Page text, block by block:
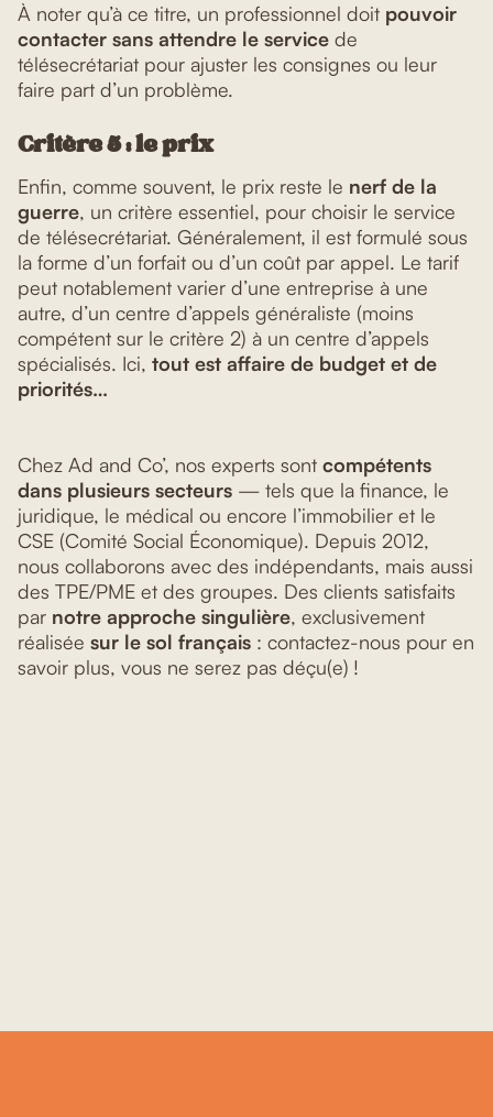
À noter qu’à ce titre, un professionnel doit pouvoir
contacter sans attendre le service de
télésecrétariat pour ajuster les consignes ou leur
faire part d’un problème.
Critère 5 : le prix
Enfin, comme souvent, le prix reste le nerf de la
guerre, un critère essentiel, pour choisir le service
de télésecrétariat. Généralement, il est formulé sous
la forme d’un forfait ou d’un coût par appel. Le tarif
peut notablement varier d’une entreprise à une
autre, d’un centre d’appels généraliste (moins
compétent sur le critère 2) à un centre d’appels
spécialisés. Ici, tout est affaire de budget et de
priorités…
Chez Ad and Co’, nos experts sont compétents
dans plusieurs secteurs — tels que la finance, le
juridique, le médical ou encore l’immobilier et le
CSE (Comité Social Économique). Depuis 2012,
nous collaborons avec des indépendants, mais aussi
des TPE/PME et des groupes. Des clients satisfaits
par notre approche singulière, exclusivement
réalisée sur le sol français : contactez-nous pour en
savoir plus, vous ne serez pas déçu(e) !